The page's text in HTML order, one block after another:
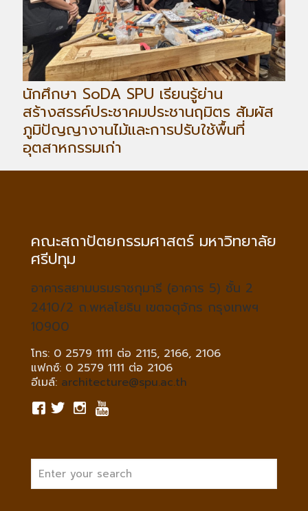
นักศึกษา SoDA SPU เรียนรู้ย่าน
สร้างสรรค์ประชาคมประชานฤมิตร สัมผัส
ภูมิปัญญางานไม้และการปรับใช้พื้นที่
อุตสาหกรรมเก่า
คณะสถาปัตยกรรมศาสตร์ มหาวิทยาลัย
ศรีปทุม
อาคารสยามบรมราชกุมารี (อาคาร 5) ชั้น 2
2410/2 ถ.พหลโยธิน เขตจตุจักร กรุงเทพฯ
10900
โทร: 0 2579 1111 ต่อ 2115, 2166, 2106
แฟกซ์: 0 2579 1111 ต่อ 2106
อีเมล์: architecture@spu.ac.th